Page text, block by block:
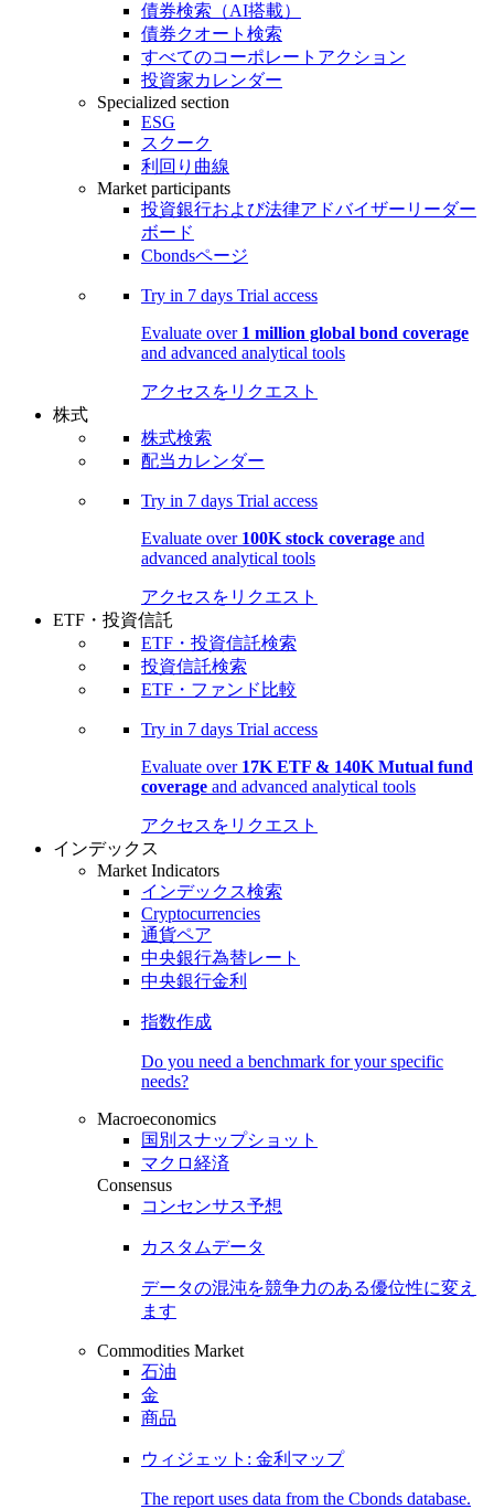
債券検索（AI搭載）
債券クオート検索
すべてのコーポレートアクション
投資家カレンダー
Specialized section
ESG
スクーク
利回り曲線
Market participants
投資銀行および法律アドバイザーリーダー
ボード
Cbondsページ
Try in 7 days Trial access
Evaluate over 1 million global bond coverage
and advanced analytical tools
アクセスをリクエスト
株式
株式検索
配当カレンダー
Try in 7 days Trial access
Evaluate over 100K stock coverage and
advanced analytical tools
アクセスをリクエスト
ETF・投資信託
ETF・投資信託検索
投資信託検索
ETF・ファンド比較
Try in 7 days Trial access
Evaluate over 17K ETF & 140K Mutual fund
coverage and advanced analytical tools
アクセスをリクエスト
インデックス
Market Indicators
インデックス検索
Cryptocurrencies
通貨ペア
中央銀行為替レート
中央銀行金利
指数作成
Do you need a benchmark for your specific
needs?
Macroeconomics
国別スナップショット
マクロ経済
Consensus
コンセンサス予想
カスタムデータ
データの混沌を競争力のある優位性に変え
ます
Commodities Market
石油
金
商品
ウィジェット: 金利マップ
The report uses data from the Cbonds database.